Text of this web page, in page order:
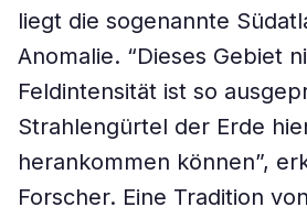
liegt die sogenannte
Anomalie. “Dieses Gebiet
Feldintensität ist so
Strahlengürtel der Erde
herankommen können”,
Forscher. Eine Tradition